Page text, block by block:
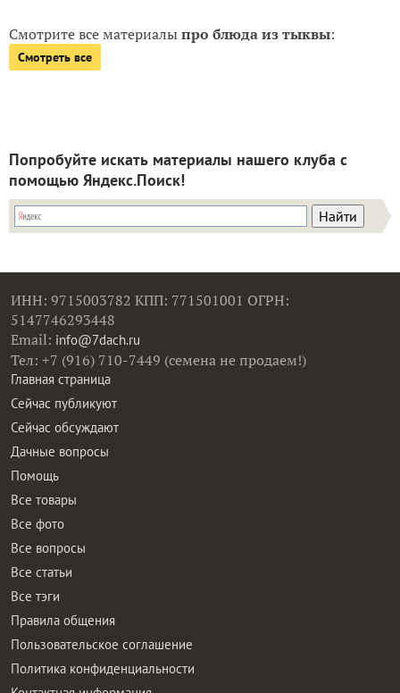
Смотрите все материалыпро блюда из тыквы:
Смотреть все
Попробуйте искать материалы нашего клуба с
помощью Яндекс.Поиск!
ИНН: 9715003782 КПП: 771501001 ОГРН:
5147746293448
Email: info@7dach.ru
Тел: +7 (916) 710-7449 (семена не продаем!)
Главная страница
Сейчас публикуют
Сейчас обсуждают
Дачные вопросы
Помощь
Все товары
Все фото
Все вопросы
Все статьи
Все тэги
Правила общения
Пользовательское соглашение
Политика конфиденциальности